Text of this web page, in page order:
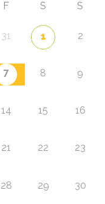
F S S
31 1 2
7 8 9
14 15 16
21 22 23
28 29 30